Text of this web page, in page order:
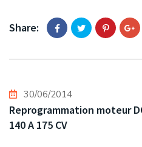
Share:
30/06/2014
Reprogrammation moteur
140 A 175 CV